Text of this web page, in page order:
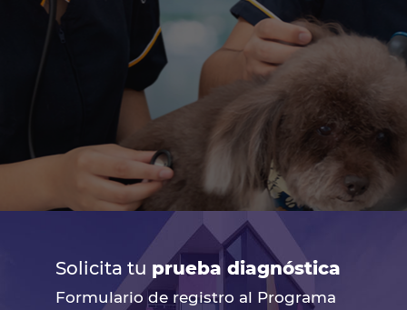
Solicita tu prueba diagnóstica
Formulario de registro al Programa